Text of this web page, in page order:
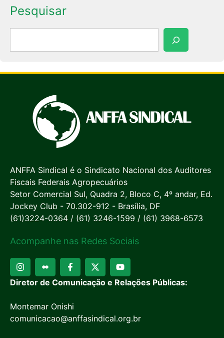
Pesquisar
ANFFA Sindical é o Sindicato Nacional dos Auditores
Fiscais Federais Agropecuários
Setor Comercial Sul, Quadra 2, Bloco C, 4º andar, Ed.
Jockey Club - 70.302-912 - Brasília, DF
(61)3224-0364 / (61) 3246-1599 / (61) 3968-6573
Acompanhe nas Redes Sociais
Diretor de Comunicação e Relações Públicas:
Montemar Onishi
comunicacao@anffasindical.org.br